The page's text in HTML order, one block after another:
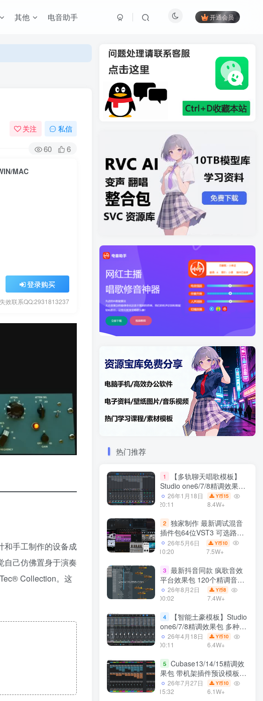
其他 电音助手 开通会员
关注 私信
60 6
MAC
登录购买
效联系QQ:2931813237
和手工制作的设备成
自己仿佛置身于演奏
Collection。这
热门推荐
1
【多轨聊天唱歌模板】
Studio one6/7/8精调效果包
多种效果模式 声卡调试好直
播预设模板
26年1月18日
20:11
Y币15
8.4W+
2 独家制作 最新调试混音
插件包64位VST3 可选路径
一键安装550个效果器合集
v3.0 WiN 支持定制
26年5月6日
10:20
Y币10
7.5W+
3 最新抖音同款 疯歌音效
平台效果包 120个精调音效
包+软件自带170个音效
+600个插件 带安装教程全
26年8月2日
00:02
Y币8
7.4W+
4
【智能土豪模板】Studio
one6/7/8精调效果包 多种效
果模式可选 声卡调试好预设
带插件全套文件
26年4月18日
00:11
Y币10
6.4W+
5 Cubase13/14/15精调效
果包 带机架插件预设模板
声卡调试好效果工程文件
26年7月27日
15:32
Y币10
6.1W+